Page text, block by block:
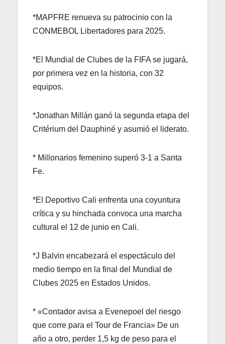
*MAPFRE renueva su patrocinio con la
CONMEBOL Libertadores para 2025.
*El Mundial de Clubes de la FIFA se jugará,
por primera vez en la historia, con 32
equipos.
*Jonathan Millán ganó la segunda etapa del
Critérium del Dauphiné y asumió el liderato.
* Millonarios femenino superó 3-1 a Santa
Fe.
*El Deportivo Cali enfrenta una coyuntura
crítica y su hinchada convoca una marcha
cultural el 12 de junio en Cali.
*J Balvin encabezará el espectáculo del
medio tiempo en la final del Mundial de
Clubes 2025 en Estados Unidos.
* «Contador avisa a Evenepoel del riesgo
que corre para el Tour de Francia» De un
año a otro, perder 1,5 kg de peso para el